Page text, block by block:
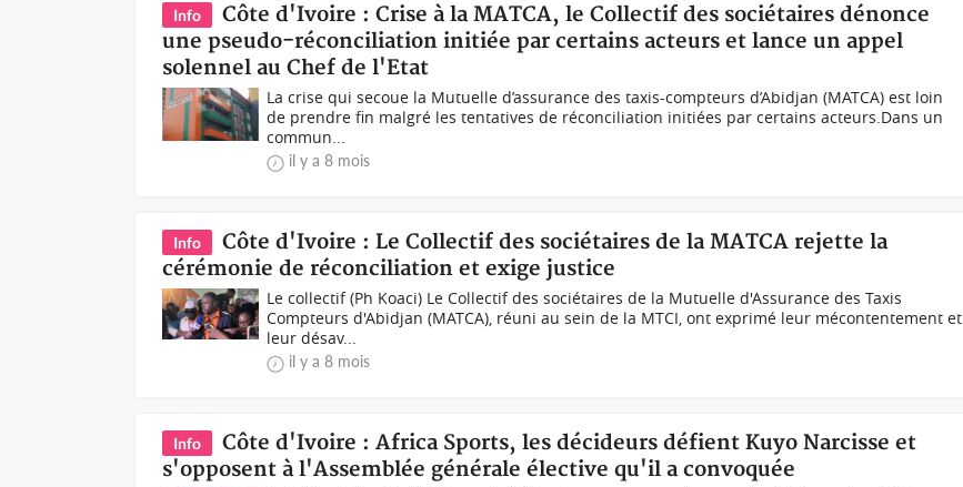
Info
Côte d'Ivoire : Crise à la MATCA, le Collectif des sociétaires dénonce
une pseudo-réconciliation initiée par certains acteurs et lance un appel
solennel au Chef de l'Etat
La crise qui secoue la Mutuelle d’assurance des taxis-compteurs d’Abidjan (MATCA) est loin
de prendre fin malgré les tentatives de réconciliation initiées par certains acteurs.Dans un
commun...
il y a 8 mois
Info
Côte d'Ivoire : Le Collectif des sociétaires de la MATCA rejette la
cérémonie de réconciliation et exige justice
Le collectif (Ph Koaci) Le Collectif des sociétaires de la Mutuelle d'Assurance des Taxis
Compteurs d'Abidjan (MATCA), réuni au sein de la MTCI, ont exprimé leur mécontentement et
leur désav...
il y a 8 mois
Info
Côte d'Ivoire : Africa Sports, les décideurs défient Kuyo Narcisse et
s'opposent à l'Assemblée générale élective qu'il a convoquée